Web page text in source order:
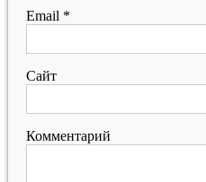
Email *
Сайт
Комментарий